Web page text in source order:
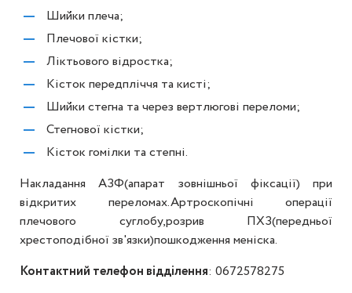
Шийки плеча;
Плечової кістки;
Ліктьового відростка;
Кісток передпліччя та кисті;
Шийки стегна та через вертлюгові переломи;
Стегнової кістки;
Кісток гомілки та степні.
Накладання АЗФ(апарат зовнішньої фіксації) при
відкритих переломах.Артроскопічні операції
плечового суглобу,розрив ПХЗ(передньої
хрестоподібної зв'язки)пошкодження меніска.
Контактний телефон відділення: 0672578275